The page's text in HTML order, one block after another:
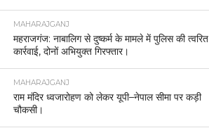
MAHARAJGANJ
महराजगंज: नाबालिग से दुष्कर्म के मामले में पुलिस की त्वरित
कार्रवाई, दोनों अभियुक्त गिरफ्तार।
MAHARAJGANJ
राम मंदिर ध्वजारोहण को लेकर यूपी–नेपाल सीमा पर कड़ी
चौकसी।